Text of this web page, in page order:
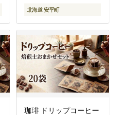
北海道 安平町
珈琲 ドリップコーヒー